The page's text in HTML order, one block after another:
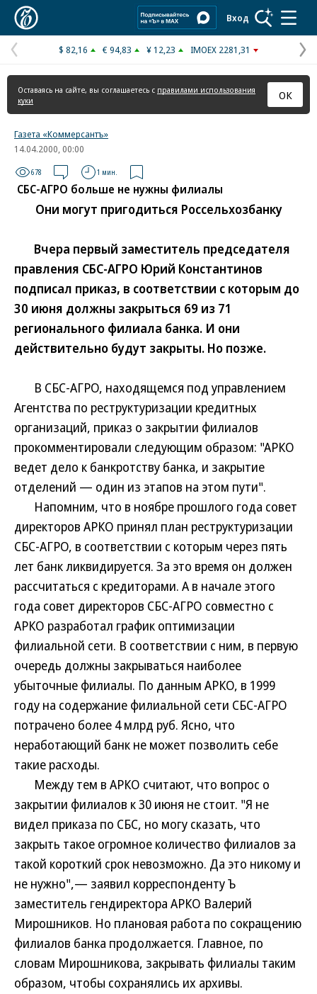
Вход
Предыдущая
страница
$ 82,16 € 94,83 ¥ 12,23 IMOEX 2281,31
Оставаясь на сайте, вы соглашаетесь с правилами использования
куки
ОК
Газета «Коммерсантъ»
14.04.2000, 00:00
678 1 мин.
СБС-АГРО больше не нужны филиалы
Они могут пригодиться Россельхозбанку
Вчера первый заместитель председателя
правления СБС-АГРО Юрий Константинов
подписал приказ, в соответствии с которым до
30 июня должны закрыться 69 из 71
регионального филиала банка. И они
действительно будут закрыты. Но позже.
В СБС-АГРО, находящемся под управлением
Агентства по реструктуризации кредитных
организаций, приказ о закрытии филиалов
прокомментировали следующим образом: "АРКО
ведет дело к банкротству банка, и закрытие
отделений — один из этапов на этом пути".
Напомним, что в ноябре прошлого года совет
директоров АРКО принял план реструктуризации
СБС-АГРО, в соответствии с которым через пять
лет банк ликвидируется. За это время он должен
рассчитаться с кредиторами. А в начале этого
года совет директоров СБС-АГРО совместно с
АРКО разработал график оптимизации
филиальной сети. В соответствии с ним, в первую
очередь должны закрываться наиболее
убыточные филиалы. По данным АРКО, в 1999
году на содержание филиальной сети СБС-АГРО
потрачено более 4 млрд руб. Ясно, что
неработающий банк не может позволить себе
такие расходы.
Между тем в АРКО считают, что вопрос о
закрытии филиалов к 30 июня не стоит. "Я не
видел приказа по СБС, но могу сказать, что
закрыть такое огромное количество филиалов за
такой короткий срок невозможно. Да это никому и
не нужно",— заявил корреспонденту Ъ
заместитель гендиректора АРКО Валерий
Мирошников. Но плановая работа по сокращению
филиалов банка продолжается. Главное, по
словам Мирошникова, закрывать филиалы таким
образом, чтобы сохранялись их архивы.